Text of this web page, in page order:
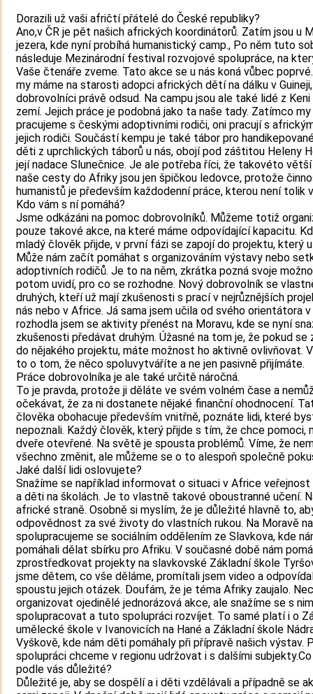
Dorazili už vaši afričtí přátelé do České republiky?
Ano,v ČR je pět našich afrických koordinátorů. Zatím jsou u
jezera, kde nyní probíhá humanistický camp., Po něm tuto
následuje Mezinárodní festival rozvojové spolupráce, na
Vaše čtenáře zveme. Tato akce se u nás koná vůbec
my máme na starosti adopci afrických dětí na dálku v
dobrovolníci právě odsud. Na campu jsou ale také lidé z
zemí. Jejich práce je podobná jako ta naše tady. Zatímco my
pracujeme s českými adoptivními rodiči, oni pracují s
jejich rodiči. Součástí kempu je také tábor pro
děti z uprchlických táborů u nás, obojí pod záštitou Heleny
její nadace Slunečnice. Je ale potřeba říci, že takovéto
naše cesty do Afriky jsou jen špičkou ledovce, protože
humanistů je především každodenní práce, kterou není tolik
Kdo vám s ní pomáhá?
Jsme odkázáni na pomoc dobrovolníků. Můžeme totiž
pouze takové akce, na které máme odpovídající kapacitu.
mladý člověk přijde, v první fázi se zapojí do projektu, který
Může nám začít pomáhat s organizováním výstavy nebo
adoptivních rodičů. Je to na něm, zkrátka pozná svoje
potom uvidí, pro co se rozhodne. Nový dobrovolník se
druhých, kteří už mají zkušenosti s prací v nejrůznějších
nás nebo v Africe. Já sama jsem učila od svého orientátora v
rozhodla jsem se aktivity přenést na Moravu, kde se nyní
zkušenosti předávat druhým. Úžasné na tom je, že pokud se
do nějakého projektu, máte možnost ho aktivně ovlivňovat.
to o tom, že něco spoluvytváříte a ne jen pasivně přijímáte.
Práce dobrovolníka je ale také určitě náročná.
To je pravda, protože ji děláte ve svém volném čase a
očekávat, že za ni dostanete nějaké finanční ohodnocení.
člověka obohacuje především vnitřně, poznáte lidi, které
nepoznali. Každý člověk, který přijde s tím, že chce pomoci,
dveře otevřené. Na světě je spousta problémů. Víme, že
všechno změnit, ale můžeme se o to alespoň společně
Jaké další lidi oslovujete?
Snažíme se například informovat o situaci v Africe veřejnost
a děti na školách. Je to vlastně takové oboustranné učení.
africké straně. Osobně si myslím, že je důležité hlavně to,
odpovědnost za své životy do vlastních rukou. Na Moravě
spolupracujeme se sociálním oddělením ze Slavkova, kde
pomáhali dělat sbírku pro Afriku. V současné době nám
zprostředkovat projekty na slavkovské Základní škole
jsme dětem, co vše děláme, promítali jsem video a
spoustu jejich otázek. Doufám, že je téma Afriky zaujalo.
organizovat ojedinělé jednorázová akce, ale snažíme se s
spolupracovat a tuto spolupráci rozvíjet. To samé platí i o
umělecké škole v Ivanovicích na Hané a Základní škole
Vyškově, kde nám děti pomáhaly při přípravě našich výstav.
spolupráci chceme v regionu udržovat i s dalšími
podle vás důležité?
Důležité je, aby se dospělí a i děti vzdělávali a případně se